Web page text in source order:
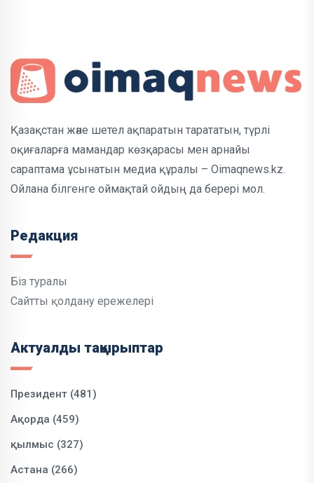
Қазақстан және шетел ақпаратын тарататын, түрлі
оқиғаларға мамандар көзқарасы мен арнайы
сараптама ұсынатын медиа құралы – Oimaqnews.kz.
Ойлана білгенге оймақтай ойдың да берері мол.
Редакция
Біз туралы
Сайтты қолдану ережелері
Актуалды тақырыптар
Президент (481)
Ақорда (459)
қылмыс (327)
Астана (266)